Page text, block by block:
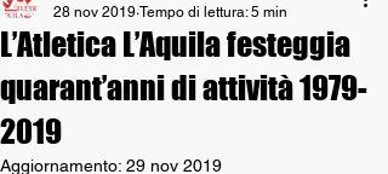
L’Atletica L’Aquila festeggia
quarant’anni di attività 1979-
2019
28 nov 2019 Tempo di lettura: 5 min
Aggiornamento: 29 nov 2019